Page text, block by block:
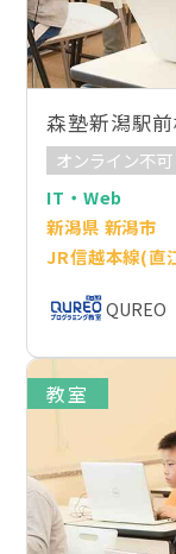
森塾新潟駅
オンライン不可
IT・Web
新潟県 新潟市
JR信越本線(直
QUREO
教室